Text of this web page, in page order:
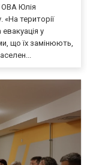
ОВА Юлія
території
у
що їх замінюють,